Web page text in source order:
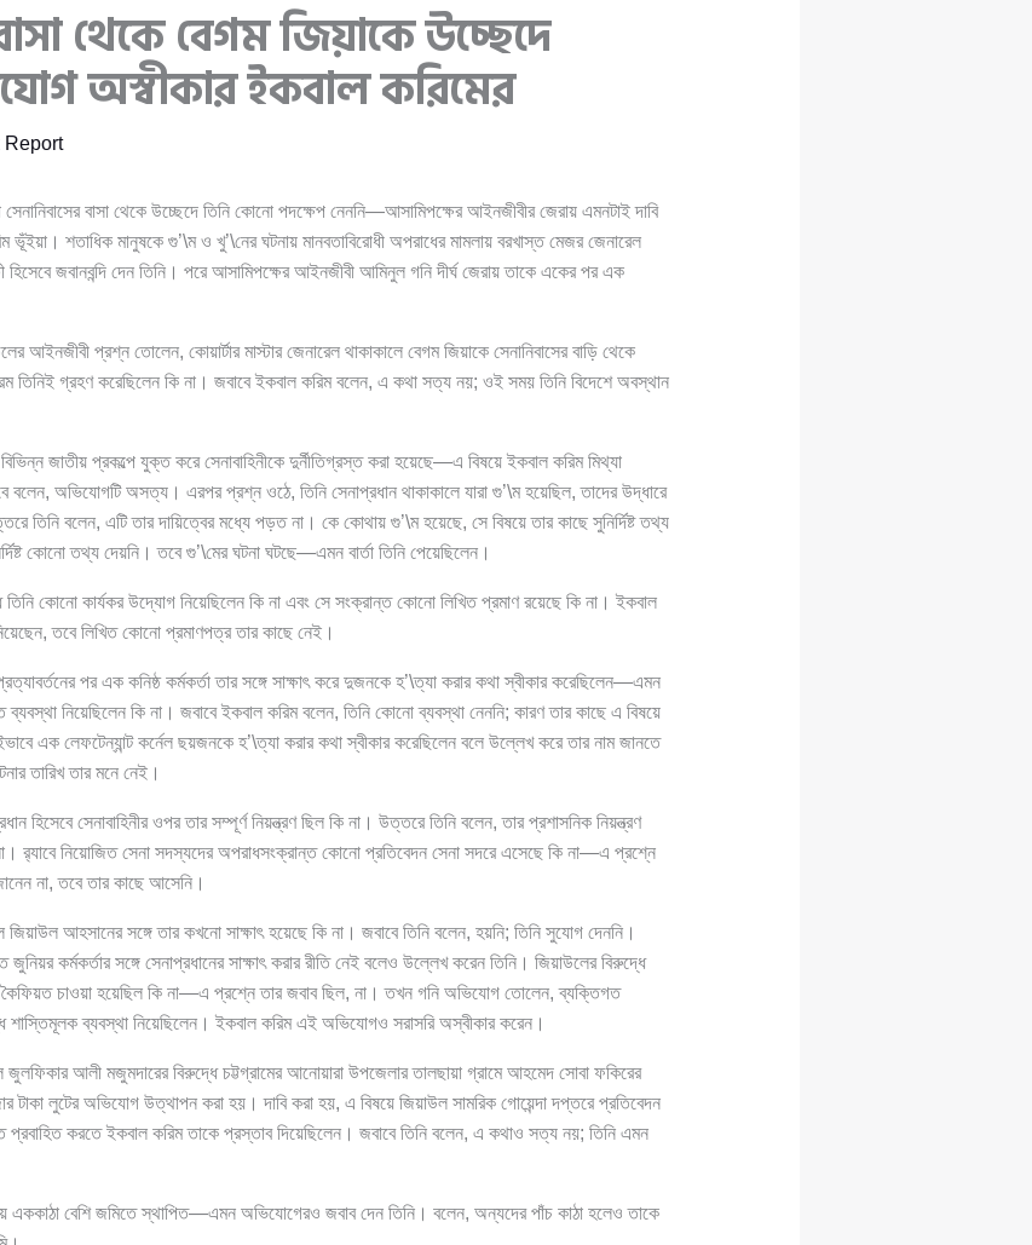
থেকে বেগম জিয়াকে উচ্ছেদে
অস্বীকার ইকবাল করিমের
Report
সেনানিবাসের বাসা থেকে উচ্ছেদে তিনি কোনো পদক্ষেপ নেননি—আসামিপক্ষের আইনজীবীর জেরায় এমনটাই দাবি
ভূঁইয়া। শতাধিক মানুষকে গু’\ম ও খু’\নের ঘটনায় মানবতাবিরোধী অপরাধের মামলায় বরখাস্ত মেজর জেনারেল
জবানবন্দি দেন তিনি। পরে আসামিপক্ষের আইনজীবী আমিনুল গনি দীর্ঘ জেরায় তাকে একের পর এক
আইনজীবী প্রশ্ন তোলেন, কোয়ার্টার মাস্টার জেনারেল থাকাকালে বেগম জিয়াকে সেনানিবাসের বাড়ি থেকে
তিনিই গ্রহণ করেছিলেন কি না। জবাবে ইকবাল করিম বলেন, এ কথা সত্য নয়; ওই সময় তিনি বিদেশে অবস্থান
জাতীয় প্রকল্পে যুক্ত করে সেনাবাহিনীকে দুর্নীতিগ্রস্ত করা হয়েছে—এ বিষয়ে ইকবাল করিম মিথ্যা
বলেন, অভিযোগটি অসত্য। এরপর প্রশ্ন ওঠে, তিনি সেনাপ্রধান থাকাকালে যারা গু’\ম হয়েছিল, তাদের উদ্ধারে
তিনি বলেন, এটি তার দায়িত্বের মধ্যে পড়ত না। কে কোথায় গু’\ম হয়েছে, সে বিষয়ে তার কাছে সুনির্দিষ্ট তথ্য
কোনো তথ্য দেয়নি। তবে গু’\মের ঘটনা ঘটছে—এমন বার্তা তিনি পেয়েছিলেন।
কোনো কার্যকর উদ্যোগ নিয়েছিলেন কি না এবং সে সংক্রান্ত কোনো লিখিত প্রমাণ রয়েছে কি না। ইকবাল
তবে লিখিত কোনো প্রমাণপত্র তার কাছে নেই।
পর এক কনিষ্ঠ কর্মকর্তা তার সঙ্গে সাক্ষাৎ করে দুজনকে হ’\ত্যা করার কথা স্বীকার করেছিলেন—এমন
নিয়েছিলেন কি না। জবাবে ইকবাল করিম বলেন, তিনি কোনো ব্যবস্থা নেননি; কারণ তার কাছে এ বিষয়ে
এক লেফটেন্যান্ট কর্নেল ছয়জনকে হ’\ত্যা করার কথা স্বীকার করেছিলেন বলে উল্লেখ করে তার নাম জানতে
তারিখ তার মনে নেই।
হিসেবে সেনাবাহিনীর ওপর তার সম্পূর্ণ নিয়ন্ত্রণ ছিল কি না। উত্তরে তিনি বলেন, তার প্রশাসনিক নিয়ন্ত্রণ
র‌্যাবে নিয়োজিত সেনা সদস্যদের অপরাধসংক্রান্ত কোনো প্রতিবেদন সেনা সদরে এসেছে কি না—এ প্রশ্নে
না, তবে তার কাছে আসেনি।
জিয়াউল আহসানের সঙ্গে তার কখনো সাক্ষাৎ হয়েছে কি না। জবাবে তিনি বলেন, হয়নি; তিনি সুযোগ দেননি।
কর্মকর্তার সঙ্গে সেনাপ্রধানের সাক্ষাৎ করার রীতি নেই বলেও উল্লেখ করেন তিনি। জিয়াউলের বিরুদ্ধে
চাওয়া হয়েছিল কি না—এ প্রশ্নে তার জবাব ছিল, না। তখন গনি অভিযোগ তোলেন, ব্যক্তিগত
শাস্তিমূলক ব্যবস্থা নিয়েছিলেন। ইকবাল করিম এই অভিযোগও সরাসরি অস্বীকার করেন।
জুলফিকার আলী মজুমদারের বিরুদ্ধে চট্টগ্রামের আনোয়ারা উপজেলার তালছায়া গ্রামে আহমেদ সোবা ফকিরের
টাকা লুটের অভিযোগ উত্থাপন করা হয়। দাবি করা হয়, এ বিষয়ে জিয়াউল সামরিক গোয়েন্দা দপ্তরে প্রতিবেদন
প্রবাহিত করতে ইকবাল করিম তাকে প্রস্তাব দিয়েছিলেন। জবাবে তিনি বলেন, এ কথাও সত্য নয়; তিনি এমন
এককাঠা বেশি জমিতে স্থাপিত—এমন অভিযোগেরও জবাব দেন তিনি। বলেন, অন্যদের পাঁচ কাঠা হলেও তাকে